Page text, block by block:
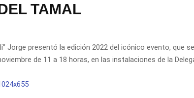
TAMAL
Jorge presentó la edición 2022 del icónico evento, que
de 11 a 18 horas, en las instalaciones de la